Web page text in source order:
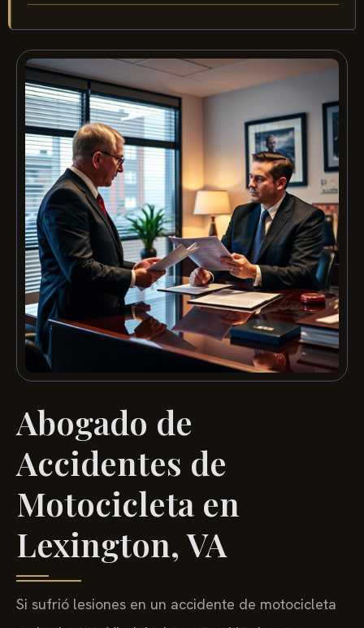
Abogado de
Accidentes de
Motocicleta en
Lexington, VA
Si sufrió lesiones en un accidente de motocicleta